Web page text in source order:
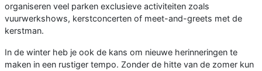
organiseren veel parken exclusieve activiteiten zoals
vuurwerkshows, kerstconcerten of meet-and-greets met de
kerstman.
In de winter heb je ook de kans om nieuwe herinneringen te
maken in een rustiger tempo. Zonder de hitte van de zomer kun